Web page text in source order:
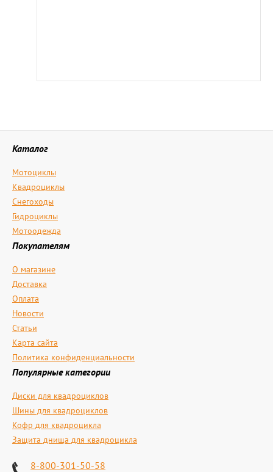
Каталог
Мотоциклы
Квадроциклы
Снегоходы
Гидроциклы
Мотоодежда
Покупателям
О магазине
Доставка
Оплата
Новости
Статьи
Карта сайта
Политика конфиденциальности
Популярные категории
Диски для квадроциклов
Шины для квадроциклов
Кофр для квадроцикла
Защита днища для квадроцикла
8-800-301-50-58